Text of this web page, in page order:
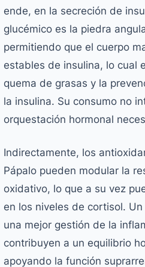
ende, en la secreción de
glucémico es la piedra
permitiendo que el cuerpo
estables de insulina, lo cual
quema de grasas y la
la insulina. Su consumo no
orquestación hormonal
Indirectamente, los
Pápalo pueden modular la
oxidativo, lo que a su vez
en los niveles de cortisol.
una mejor gestión de la
contribuyen a un equilibrio
apoyando la función